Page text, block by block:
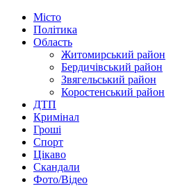
Місто
Політика
Область
Житомирський район
Бердичівський район
Звягельський район
Коростенський район
ДТП
Кримінал
Гроші
Спорт
Цікаво
Скандали
Фото/Відео